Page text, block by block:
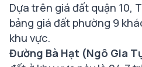
Dựa trên giá đất quận 10,
bảng giá đất phường 9
khu vực.
Đường Bà Hạt (Ngô Gia